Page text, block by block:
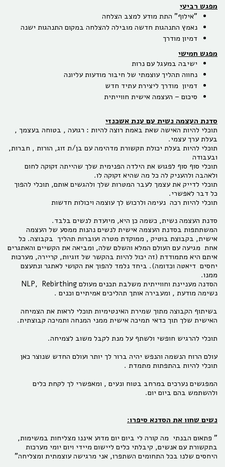
מפגש רביעי
"אילוף" התת מודע למצב הצלחה
נאמץ התנהגות חדשה מובילה להצלחה במקום התנהגות ישנה
דמיון מודרך
מפגש חמישי
ישיבה במעגל עם נרות
נחווה תהליך עוצמתי של חיבור מודעות עליונה
דמיון מודרך ליצירת עתיד חדש
סיכום – העצמה אישית חווייתית
סדנת העצמה נשית עם ענת אשכנזי
תוכלי להיות האישה שאת באמת רוצה להיות : רגועה , בטוחה בעצמך ,
בעלת ערך עצמי.
תוכלי להיות בעלת יכולת תקשורת מדהימה עם בן/ת זוג, הורות , חברות,
ובעבודה
תוכלי סוף סוף לפגוש את הילדה הפנימית שלך שהייתה זקוקה לחום
ולאהבה ולהעניק לה כל מה שהיא זקוקה לו.
תוכלי לדייק את עצמך לעבר המטרות שלך ולהגשים אותם, תוכלי להפוך
כל דבר לאפשרי.
תוכלי להיות רכה נעימה ולרכוש לך עוצמה ויכולות חדשות
סדנת העצמה נשית, כשמה כן היא, מיועדת לנשים בלבד.
המשתתפות בסדנת העצמה אישית לנשים נהנות ממסע של העצמה
אישית, בקבוצת בוטיק , ממוקדת מטרה ועוברות תהליך בקבוצה. כל
אחת מגיעה עם העולם המלא והשלם שלה, ומביאה את הקשיים והאתגרים
איתם היא מתמודדת (זה יכול להיות בהקשר של זוגיות, קריירה, מערכות
יחסים דיאטה וכדומה). ביחד נלמד להפוך את הקושי לאתגר ונתעצם
ממנו.
הסדנה מעניינת וחווייתית משלבת תכנים מעולם NLP, Rebirthing
נשימה מודעת , ומעבירה אותך תהליכים אמיתיים וכנים .
בשיתוף הקבוצה מתוך שמירת האינטימיות תוכלי לראות את הצמיחה
האישית שלך תוך כדאי תמיכה אישית ממני המנחה ותמיכה קבוצתית.
תוכלי להרגיש חופשי ולשתף על מנת לקבל משוב לצמיחה.
עולם הרוח הנשמה והנפש יהיה ברור לך יותר ועולם החדש שנוצר כאן
תוכלי להיות בהתפתות מתמדת .
המפגשים נערכים במרחב בטוח ונעים , ומאפשרי לך לקחת כלים
ולהשתמש בהם ביום יום.
נשים שחוו את הסדנא סיפרו:
" פתאום הבנתי מה קורה לי ביום יום מדוע איננו מצליחות במשימות,
בתקשורת עם אנשים, קיבלתי כלים ליישום מיידי ויום יומי מערכות
היחסים שלנו בכל התחומים השתפרו, אני מרגישה עוצמתית ומצליחה"